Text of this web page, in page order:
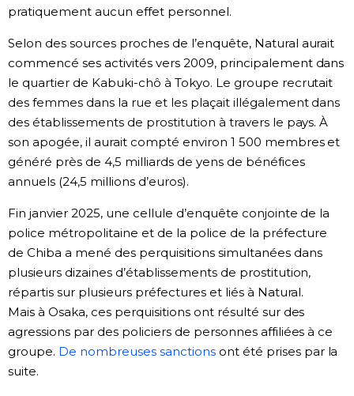
pratiquement aucun effet personnel.
Selon des sources proches de l’enquête, Natural aurait
commencé ses activités vers 2009, principalement dans
le quartier de Kabuki-chô à Tokyo. Le groupe recrutait
des femmes dans la rue et les plaçait illégalement dans
des établissements de prostitution à travers le pays. À
son apogée, il aurait compté environ 1 500 membres et
généré près de 4,5 milliards de yens de bénéfices
annuels (24,5 millions d’euros).
Fin janvier 2025, une cellule d’enquête conjointe de la
police métropolitaine et de la police de la préfecture
de Chiba a mené des perquisitions simultanées dans
plusieurs dizaines d’établissements de prostitution,
répartis sur plusieurs préfectures et liés à Natural.
Mais à Osaka, ces perquisitions ont résulté sur des
agressions par des policiers de personnes affiliées à ce
groupe. De nombreuses sanctionsont été prises par la
suite.